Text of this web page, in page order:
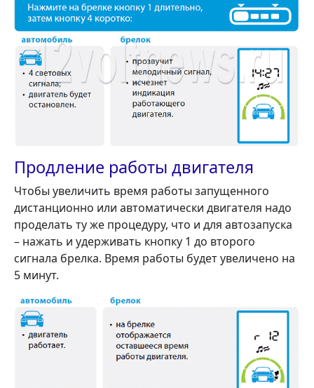
Продление работы двигателя
Чтобы увеличить время работы запущенного
дистанционно или автоматически двигателя надо
проделать ту же процедуру, что и для автозапуска
– нажать и удерживать кнопку 1 до второго
сигнала брелка. Время работы будет увеличено на
5 минут.